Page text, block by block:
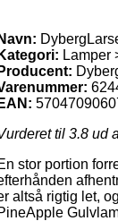
Navn:
Kategori: Lamper
Producent:
EAN:
til 3.8 ud
stor portion
altså rigtig let,